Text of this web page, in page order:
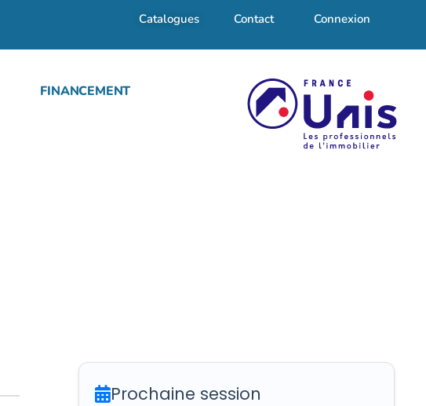
Catalogues Contact Connexion
FINANCEMENT
Prochaine session